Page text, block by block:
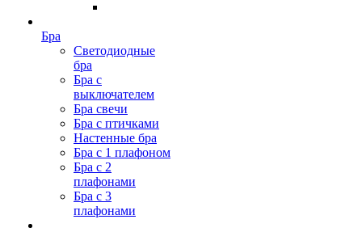
Бра
Светодиодные
бра
Бра с
выключателем
Бра свечи
Бра с птичками
Настенные бра
Бра с 1 плафоном
Бра с 2
плафонами
Бра с 3
плафонами